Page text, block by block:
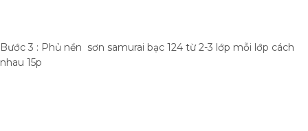
Bước 3 : Phủ nền sơn samurai bạc 124 từ 2-3 lớp mỗi lớp cách
nhau 15p